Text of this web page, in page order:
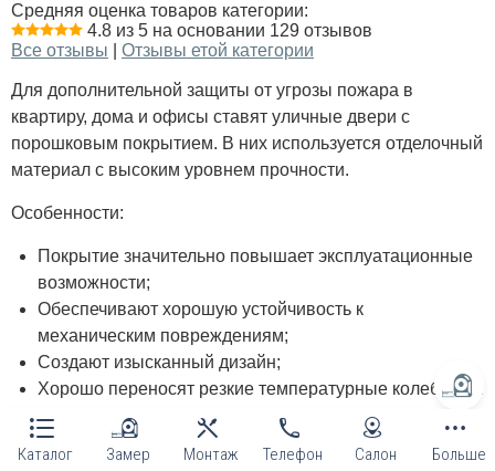
Каталог Замер Монтаж Телефон Салон Больше
Средняя оценка товаров категории:
4.8 из 5 на основании 129 отзывов
Все отзывы
Отзывы етой категории
Для дополнительной защиты от угрозы пожара в
квартиру, дома и офисы ставят уличные двери с
порошковым покрытием. В них используется отделочный
материал с высоким уровнем прочности.
Особенности:
Покрытие значительно повышает эксплуатационные
возможности;
Обеспечивают хорошую устойчивость к
механическим повреждениям;
Создают изысканный дизайн;
Хорошо переносят резкие температурные колебания.
Если стандартные варианты не подходят, можно
изготовить модели по индивидуальному заказу, с разных